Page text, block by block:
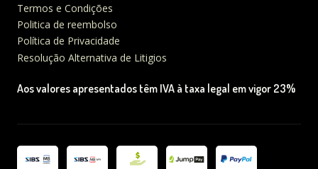
Termos e Condições
Politica de reembolso
Política de Privacidade
Resolução Alternativa de Litigios
Aos valores apresentados têm IVA à taxa legal em vigor 23%